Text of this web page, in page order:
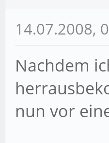
14.07.2008,
Nachdem
nun vor